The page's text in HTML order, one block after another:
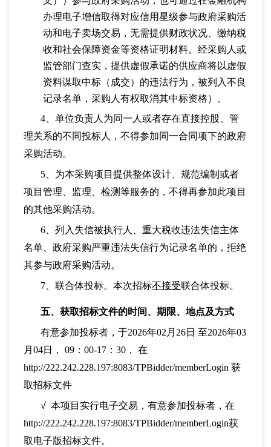
办理电子增信取得对应信用星级参与政府采购活
动和电子卖场交易，无需提供财政状况、缴纳税
收和社会保障资金等资格证明材料。经采购人或
监管部门查实，提供虚假承诺的供应商将以虚假
资料谋取中标（成交）的违法行为，被列入不良
记录名单，采购人有权取消其中标资格）。
4、单位负责人为同一人或者存在直接控股、管
理关系的不同投标人，不得参加同一合同项下的政府
采购活动。
5、为本采购项目提供整体设计、规范编制或者
项目管理、监理、检测等服务的，不得再参加此项目
的其他采购活动。
6、列入失信被执行人、重大税收违法失信主体
名单、政府采购严重违法失信行为记录名单的，拒绝
其参与政府采购活动。
7、联合体投标。本次招标不接受联合体投标。
五、获取招标文件的时间、期限、地点及方式
有意参加投标者，于2026年02月26日 至2026年03
月04日， 09：00-17：30， 在
http://222.242.228.197:8083/TPBidder/memberLogin 获
取招标文件
√ 本项目实行电子交易，有意参加投标者，在
http://222.242.228.197:8083/TPBidder/memberLogin获
取电子版招标文件。